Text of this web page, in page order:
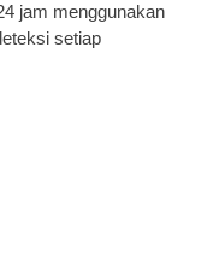
jam menggunakan
setiap